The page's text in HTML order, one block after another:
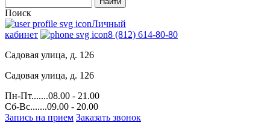
Поиск
Личный
кабинет
8 (812) 614-80-80
Садовая улица, д. 126
Садовая улица, д. 126
Пн-Пт.......08.00 - 21.00
Сб-Вс.......09.00 - 20.00
Запись на прием Заказать звонок